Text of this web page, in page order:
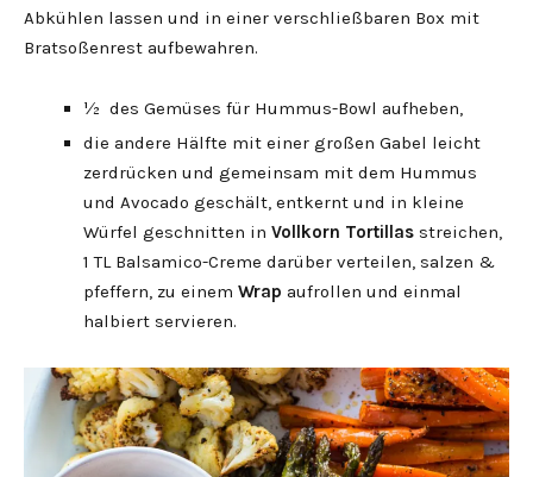
Abkühlen lassen und in einer verschließbaren Box mit
Bratsoßenrest aufbewahren.
½ des Gemüses für Hummus-Bowl aufheben,
die andere Hälfte mit einer großen Gabel leicht
zerdrücken und gemeinsam mit dem Hummus
und Avocado geschält, entkernt und in kleine
Würfel geschnitten in Vollkorn Tortillas streichen,
1 TL Balsamico-Creme darüber verteilen, salzen &
pfeffern, zu einem Wrap aufrollen und einmal
halbiert servieren.